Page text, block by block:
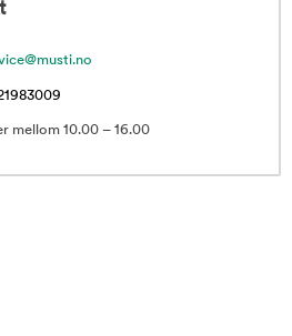
mellom 10.00 – 16.00